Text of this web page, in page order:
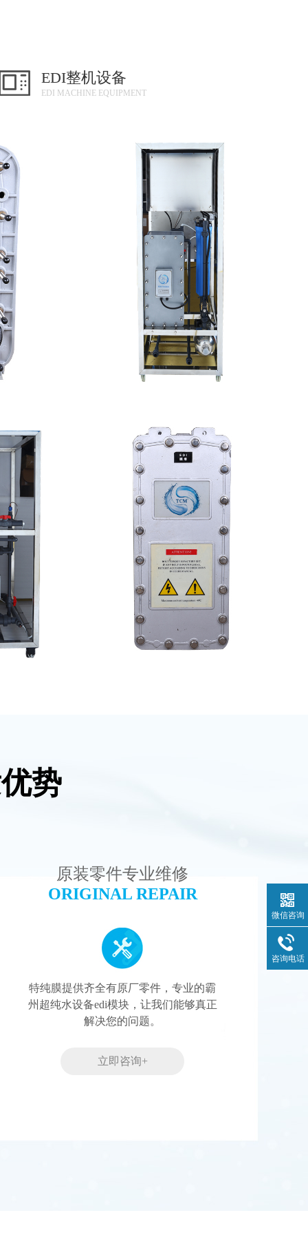
EDI整机设备
EDI MACHINE EQUIPMENT
MK-TC100 EDI设备
查看详情
修势
原装零件专业维修
ORIGINAL REPAIR
特纯膜提供齐全有原厂零件，专业的霸
州超纯水设备edi模块，让我们能够真正
解决您的问题。
立即咨询+
微信咨询
咨询电话